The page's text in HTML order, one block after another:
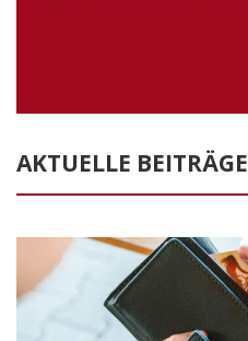
AKTUELLE BEITRÄGE